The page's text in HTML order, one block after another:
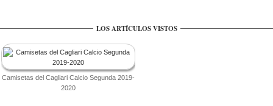
LOS ARTÍCULOS VISTOS
Camisetas del Cagliari Calcio Segunda 2019-
2020